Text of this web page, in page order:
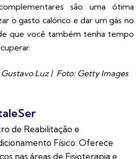
são uma ótima
o gasto calórico e dar um gás no
que você também tenha tempo
Luz | Foto: Getty Images
de Reabilitação e
Físico: Oferece
nas áreas de Fisioterapia e